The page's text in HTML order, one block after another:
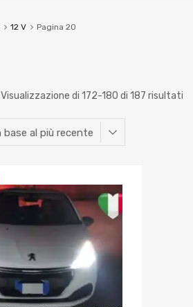
12 V Pagina 20
Visualizzazione di 172-180 di 187 risultati